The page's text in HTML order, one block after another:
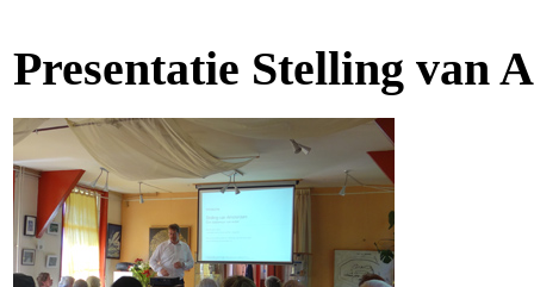
Presentatie Stelling van